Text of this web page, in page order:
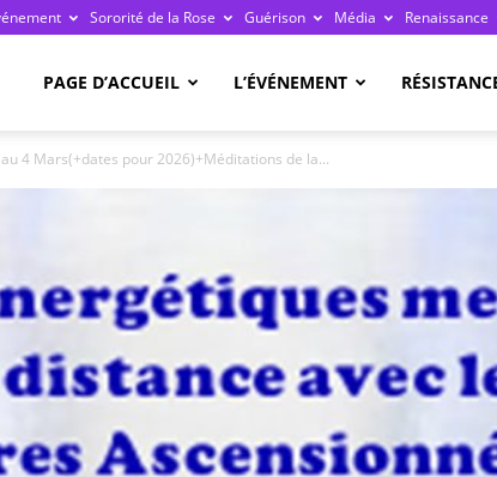
Sororité de la Rose Guérison Média Renaissance
PAGE D’ACCUEIL L’ÉVÉNEMENT
4 Mars(+dates pour 2026)+Méditations de la...